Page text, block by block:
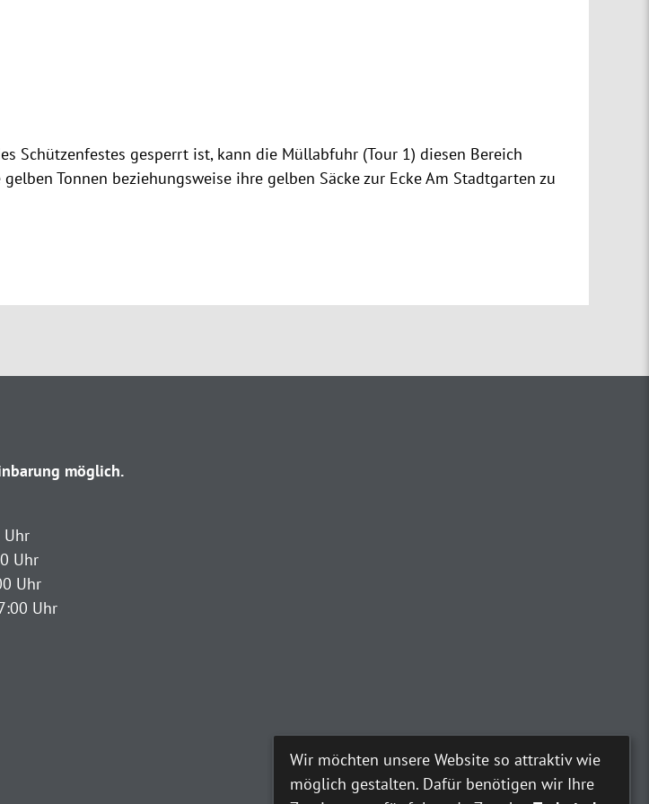
Schützenfestes gesperrt ist, kann die Müllabfuhr (Tour 1) diesen Bereich
Tonnen beziehungsweise ihre gelben Säcke zur Ecke Am Stadtgarten zu
möglich.
Uhr
Uhr
Uhr
Uhr
Wir möchten unsere Website so attraktiv wie
möglich gestalten. Dafür benötigen wir Ihre